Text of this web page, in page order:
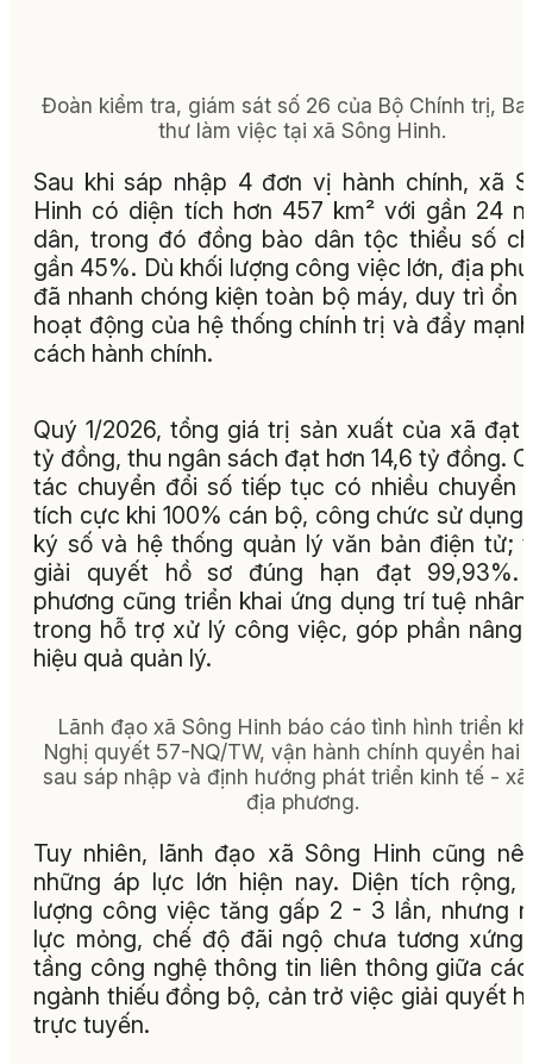
Đoàn kiểm tra, giám sát số 26 của Bộ Chính trị,
thư làm việc tại xã Sông Hinh.
Sau khi sáp nhập 4 đơn vị hành chính, xã
Hinh có diện tích hơn 457 km² với gần 24
dân, trong đó đồng bào dân tộc thiểu số
gần 45%. Dù khối lượng công việc lớn, địa
đã nhanh chóng kiện toàn bộ máy, duy trì ổn
hoạt động của hệ thống chính trị và đẩy
cách hành chính.
Quý 1/2026, tổng giá trị sản xuất của xã đạt
tỷ đồng, thu ngân sách đạt hơn 14,6 tỷ đồng.
tác chuyển đổi số tiếp tục có nhiều chuyển
tích cực khi 100% cán bộ, công chức sử dụng
ký số và hệ thống quản lý văn bản điện tử;
giải quyết hồ sơ đúng hạn đạt 99,93%.
phương cũng triển khai ứng dụng trí tuệ
trong hỗ trợ xử lý công việc, góp phần nâng
hiệu quả quản lý.
Lãnh đạo xã Sông Hinh báo cáo tình hình triển
Nghị quyết 57-NQ/TW, vận hành chính quyền hai
sau sáp nhập và định hướng phát triển kinh tế - xã
địa phương.
Tuy nhiên, lãnh đạo xã Sông Hinh cũng
những áp lực lớn hiện nay. Diện tích rộng,
lượng công việc tăng gấp 2 - 3 lần, nhưng
lực mỏng, chế độ đãi ngộ chưa tương
tầng công nghệ thông tin liên thông giữa
ngành thiếu đồng bộ, cản trở việc giải quyết
trực tuyến.